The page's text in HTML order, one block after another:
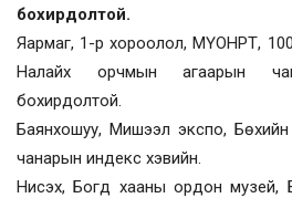
бохирдолтой.
Яармаг, 1-р хороолол, МҮОНРТ,
Налайх орчмын агаарын
бохирдолтой.
Баянхошуу, Мишээл экспо,
чанарын индекс хэвийн.
Нисэх, Богд хааны ордон музей,